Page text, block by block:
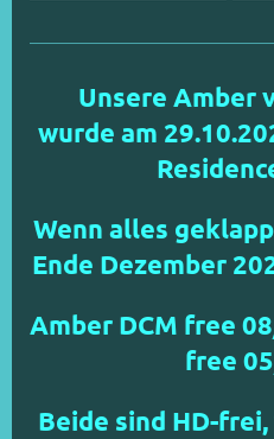
Unsere Amber
wurde am
Wenn alles
Ende Dezember
Amber DCM free
free
Beide sind HD-